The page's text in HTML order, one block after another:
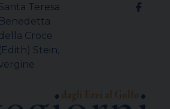
Teresa
Benedetta
Croce
(Edith) Stein,